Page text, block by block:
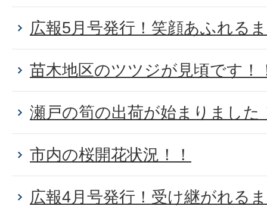
広報5月号発行！笑顔あふれる
苗木地区のツツジが見頃です！
瀬戸の筍の出荷が始まりました
市内の桜開花状況！！
広報4月号発行！受け継がれる